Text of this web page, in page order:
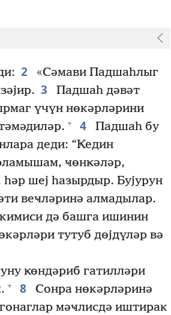
2
«Сәмави Падшаһлыг
3
Падшаһ дәвәт
үчүн нөкәрләрини
+ 4
Падшаһ бу
деди: “Ҝедин
ҹөнҝәләр,
шеј һазырдыр. Бујурун
веҹләринә алмадылар.
дә башга ишинин
тутуб дөјдүләр вә
ҝөндәриб гатилләри
+ 8
Сонра нөкәрләринә
мәҹлисдә иштирак